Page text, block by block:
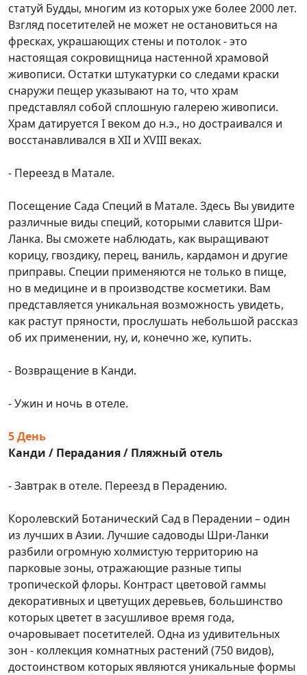
статуй Будды, многим из которых уже более 2000 лет.
Взгляд посетителей не может не остановиться на
фресках, украшающих стены и потолок - это
настоящая сокровищница настенной храмовой
живописи. Остатки штукатурки со следами краски
снаружи пещер указывают на то, что храм
представлял собой сплошную галерею живописи.
Храм датируется I веком до н.э., но достраивался и
восстанавливался в XII и XVIII веках.
- Переезд в Матале.
Посещение Сада Специй в Матале. Здесь Вы увидите
различные виды специй, которыми славится Шри-
Ланка. Вы сможете наблюдать, как выращивают
корицу, гвоздику, перец, ваниль, кардамон и другие
приправы. Специи применяются не только в пище,
но в медицине и в производстве косметики. Вам
представляется уникальная возможность увидеть,
как растут пряности, прослушать небольшой рассказ
об их применении, ну, и, конечно же, купить.
- Возвращение в Канди.
- Ужин и ночь в отеле.
5 День
Канди / Перадания / Пляжный отель
- Завтрак в отеле. Переезд в Перадению.
Королевский Ботанический Сад в Перадении – один
из лучших в Азии. Лучшие садоводы Шри-Ланки
разбили огромную холмистую территорию на
парковые зоны, отражающие разные типы
тропической флоры. Контраст цветовой гаммы
декоративных и цветущих деревьев, большинство
которых цветет в засушливое время года,
очаровывает посетителей. Одна из удивительных
зон - коллекция комнатных растений (750 видов),
достоинством которых являются уникальные формы